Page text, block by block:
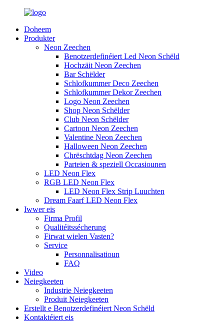
Doheem
Produkter
Neon Zeechen
Benotzerdefinéiert Led Neon Schëld
Hochzäit Neon Zeechen
Bar Schëlder
Schlofkummer Deco Zeechen
Schlofkummer Dekor Zeechen
Logo Neon Zeechen
Shop Neon Schëlder
Club Neon Schëlder
Cartoon Neon Zeechen
Valentine Neon Zeechen
Halloween Neon Zeechen
Chrëschtdag Neon Zeechen
Parteien & speziell Occasiounen
LED Neon Flex
RGB LED Neon Flex
LED Neon Flex Strip Luuchten
Dream Faarf LED Neon Flex
Iwwer eis
Firma Profil
Qualitéitssécherung
Firwat wielen Vasten?
Service
Personnalisatioun
FAQ
Video
Neiegkeeten
Industrie Neiegkeeten
Produit Neiegkeeten
Erstellt e Benotzerdefinéiert Neon Schëld
Kontaktéiert eis